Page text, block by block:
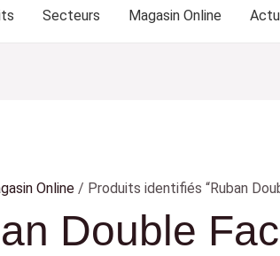
Secteurs Magasin Online
Online/ Produits identifiés “Ruban
Double